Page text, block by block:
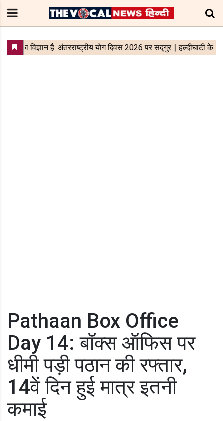
Pathaan Box Office
Day 14: बॉक्स ऑफिस पर
धीमी पड़ी पठान की रफ्तार,
14वें दिन हुई मात्र इतनी
कमाई